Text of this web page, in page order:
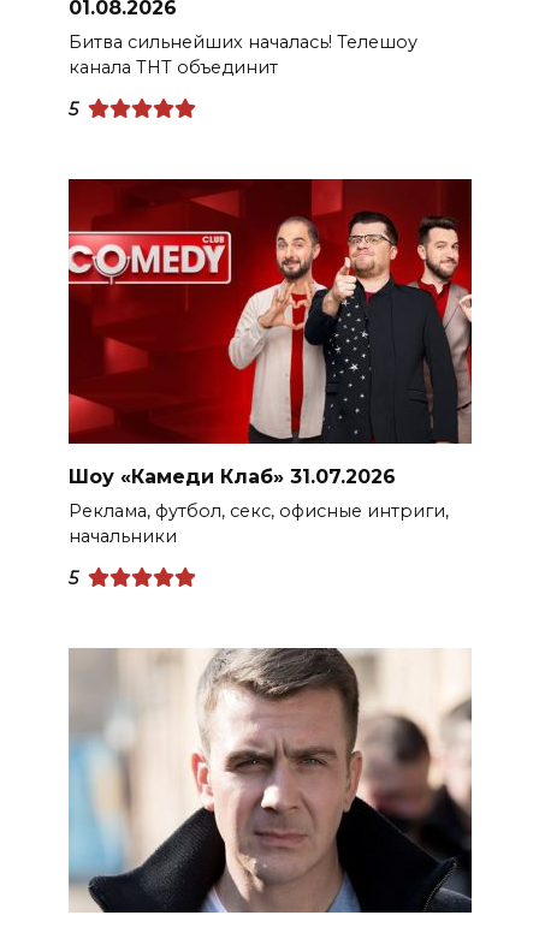
01.08.2026
Битва сильнейших началась! Телешоу
канала ТНТ объединит
5
Шоу «Камеди Клаб» 31.07.2026
Реклама, футбол, секс, офисные интриги,
начальники
5